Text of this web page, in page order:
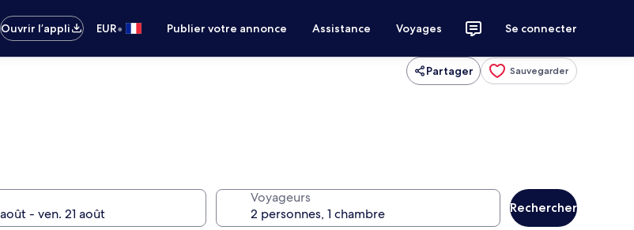
Ouvrir l’appli
EUR• Publier votre annonce Assistance Voyages Se connecter
Partager Sauvegarder
Voyageurs
Rechercher